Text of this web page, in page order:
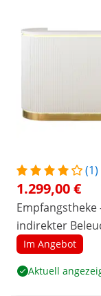
(1)
1.299,00 €
Empfangstheke
indirekter
abschließbar
Im Angebot
Aktuell